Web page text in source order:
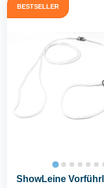
BESTSELLER
ShowLeine